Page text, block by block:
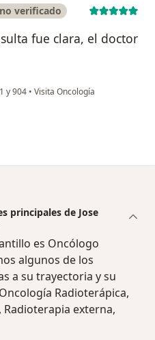
verificado
fue clara, el doctor
y 904 • Visita Oncología
principales de Jose
es Oncólogo
algunos de los
a su trayectoria y su
Radioterápica,
externa,